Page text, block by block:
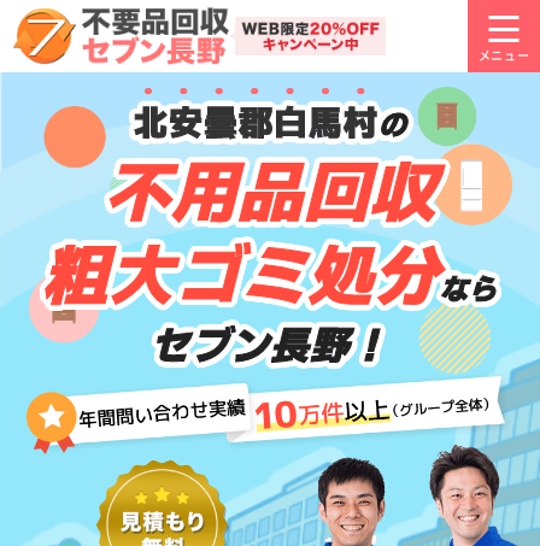
北安曇郡白馬村の
不用品回収
粗大ゴミ処分なら
セブン長野！